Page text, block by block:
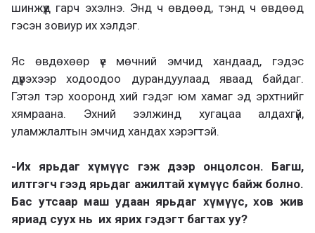
шинжүүд гарч эхэлнэ. Энд ч өвдөөд, тэнд ч өвдөөд
гэсэн зовиур их хэлдэг.
Яс өвдөхөөр үе мөчний эмчид хандаад, гэдэс
дүүрэхээр ходоодоо дурандуулаад яваад байдаг.
Гэтэл тэр хооронд хий гэдэг юм хамаг эд эрхтнийг
хямраана. Эхний ээлжинд хугацаа алдахгүй,
уламжлалтын эмчид хандах хэрэгтэй.
-Их ярьдаг хүмүүс гэж дээр онцолсон. Багш,
илтгэгч гээд ярьдаг ажилтай хүмүүс байж болно.
Бас утсаар маш удаан ярьдаг хүмүүс, хов жив
яриад суух нь их ярих гэдэгт багтах уу?